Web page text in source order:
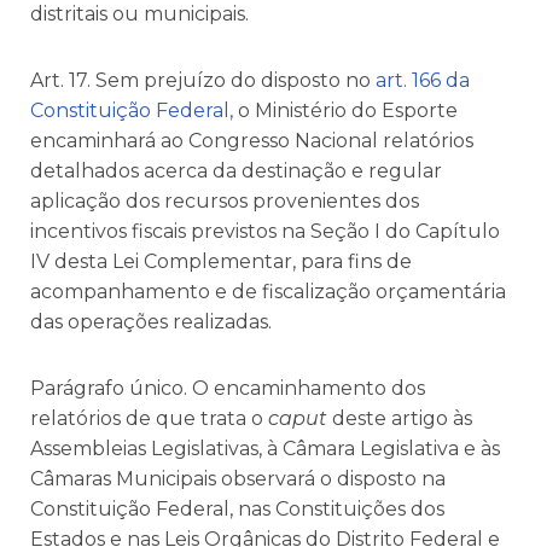
distritais ou municipais.
Art. 17. Sem prejuízo do disposto no art. 166 da
Constituição Federal, o Ministério do Esporte
encaminhará ao Congresso Nacional relatórios
detalhados acerca da destinação e regular
aplicação dos recursos provenientes dos
incentivos fiscais previstos na Seção I do Capítulo
IV desta Lei Complementar, para fins de
acompanhamento e de fiscalização orçamentária
das operações realizadas.
Parágrafo único. O encaminhamento dos
relatórios de que trata o caput deste artigo às
Assembleias Legislativas, à Câmara Legislativa e às
Câmaras Municipais observará o disposto na
Constituição Federal, nas Constituições dos
Estados e nas Leis Orgânicas do Distrito Federal e